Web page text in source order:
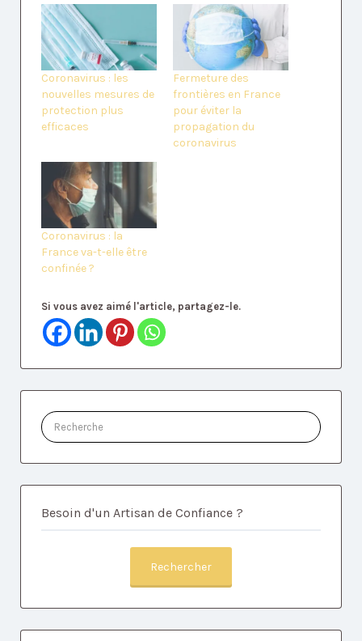
Coronavirus : les
nouvelles mesures de
protection plus
efficaces
Fermeture des
frontières en France
pour éviter la
propagation du
coronavirus
Coronavirus : la
France va-t-elle être
confinée ?
Si vous avez aimé l'article, partagez-le.
Rechercher:
Besoin d'un Artisan de Confiance ?
Rechercher